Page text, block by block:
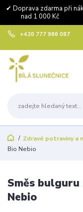
✔ Doprava zdarma při
nad 1 000 Kč ✔
+420 777 986 087
Zdravé potraviny a
Bio Nebio
Směs
Nebio